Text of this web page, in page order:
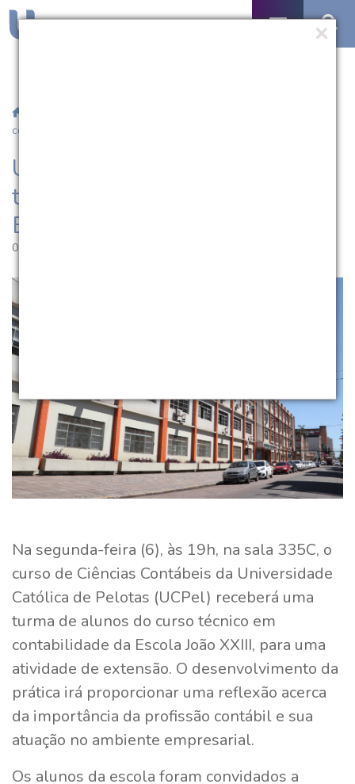
contabilidade da Escola João XXIII
UCPel recebe turma de curso
técnico em contabilidade da
Escola João XXIII
02.05.2024 | 17:43
Na segunda-feira (6), às 19h, na sala 335C, o
curso de Ciências Contábeis da Universidade
Católica de Pelotas (UCPel) receberá uma
turma de alunos do curso técnico em
contabilidade da Escola João XXIII, para uma
atividade de extensão. O desenvolvimento da
prática irá proporcionar uma reflexão acerca
da importância da profissão contábil e sua
atuação no ambiente empresarial.
Os alunos da escola foram convidados a